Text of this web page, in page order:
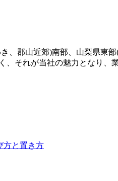
れや、仕上がりの差が出る
な美しい仕上がりをお約束
基準をクリアしており、
、高品質な製品と経験豊富
薬剤を使う必要もありま
、郡山近郊)南部、山梨県東
それが当社の魅力となり、
方と置き方